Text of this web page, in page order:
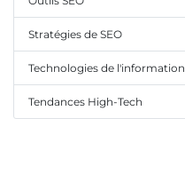
Stratégies de SEO
Technologies de l'information
Tendances High-Tech